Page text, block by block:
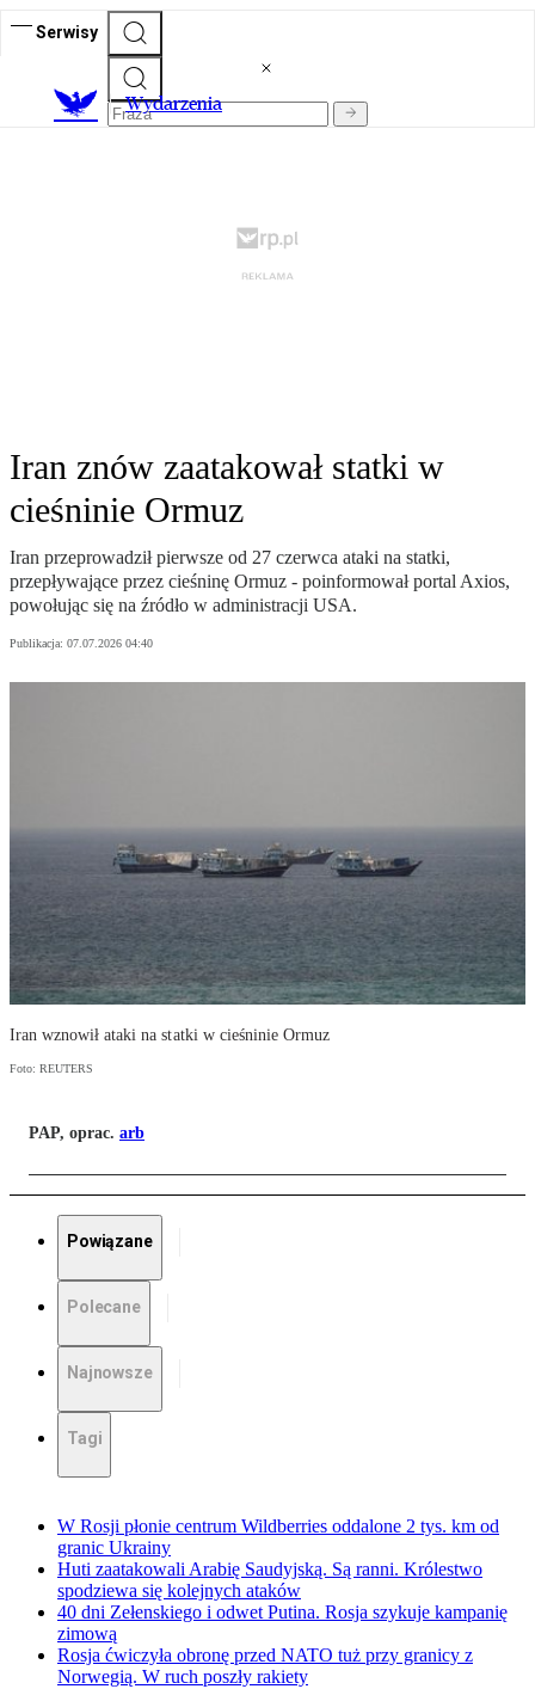
Serwisy
Wydarzenia
Iran znów zaatakował statki w
cieśninie Ormuz
Iran przeprowadził pierwsze od 27 czerwca ataki na statki,
przepływające przez cieśninę Ormuz - poinformował portal Axios,
powołując się na źródło w administracji USA.
Publikacja: 07.07.2026 04:40
Iran wznowił ataki na statki w cieśninie Ormuz
Foto: REUTERS
PAP, oprac. arb
Powiązane
Polecane
Najnowsze
Tagi
W Rosji płonie centrum Wildberries oddalone 2 tys. km od
granic Ukrainy
Huti zaatakowali Arabię Saudyjską. Są ranni. Królestwo
spodziewa się kolejnych ataków
40 dni Zełenskiego i odwet Putina. Rosja szykuje kampanię
zimową
Rosja ćwiczyła obronę przed NATO tuż przy granicy z
Norwegią. W ruch poszły rakiety